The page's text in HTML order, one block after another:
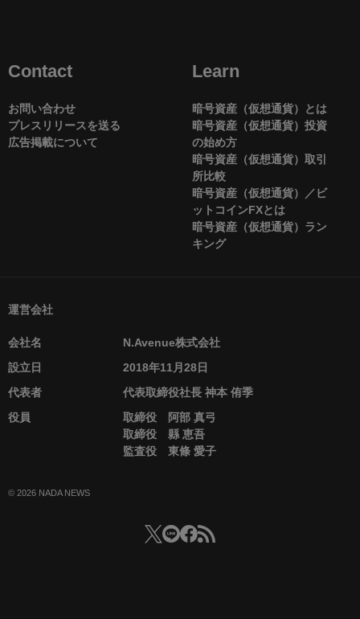
Contact
お問い合わせ
プレスリリースを送る
広告掲載について
Learn
暗号資産（仮想通貨）とは
暗号資産（仮想通貨）投資
の始め方
暗号資産（仮想通貨）取引
所比較
暗号資産（仮想通貨）／ビ
ットコインFXとは
暗号資産（仮想通貨）ラン
キング
運営会社
会社名
N.Avenue株式会社
設立日
2018年11月28日
代表者
代表取締役社長 神本 侑季
役員
取締役 阿部 真弓
取締役 縣 恵吾
監査役 東條 愛子
© 2026 NADA NEWS